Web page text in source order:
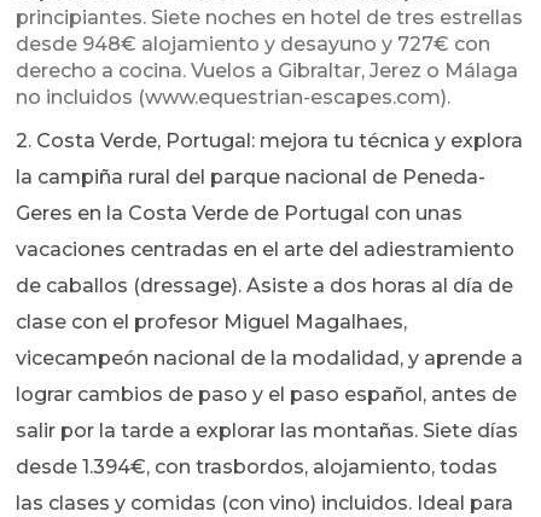
principiantes. Siete noches en hotel de tres estrellas
desde 948€ alojamiento y desayuno y 727€ con
derecho a cocina. Vuelos a Gibraltar, Jerez o Málaga
no incluidos (www.equestrian-escapes.com).
2. Costa Verde, Portugal: mejora tu técnica y explora
la campiña rural del parque nacional de Peneda-
Geres en la Costa Verde de Portugal con unas
vacaciones centradas en el arte del adiestramiento
de caballos (dressage). Asiste a dos horas al día de
clase con el profesor Miguel Magalhaes,
vicecampeón nacional de la modalidad, y aprende a
lograr cambios de paso y el paso español, antes de
salir por la tarde a explorar las montañas. Siete días
desde 1.394€, con trasbordos, alojamiento, todas
las clases y comidas (con vino) incluidos. Ideal para